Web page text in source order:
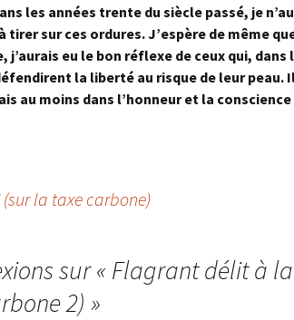
les années trente du siècle passé, je
tirer sur ces ordures. J’espère de même
j’aurais eu le bon réflexe de ceux qui, dans
la liberté au risque de leur
au moins dans l’honneur et la
(sur la taxe carbone)
sur « Flagrant délit à
2) »